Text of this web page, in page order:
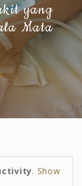
yang
Mata
. Show